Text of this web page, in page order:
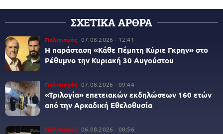
ΣΧΕΤΙΚΑ ΑΡΘΡΑ
Πολιτισμός 07.08.2026 12:41
Η παράσταση «Κάθε Πέμπτη Κύριε Γκρην» στο
Ρέθυμνο την Κυριακή 30 Αυγούστου
Πολιτισμός 07.08.2026 09:44
«Τριλογία» επετειακών εκδηλώσεων 160 ετών
από την Αρκαδική Εθελοθυσία
Πολιτισμός 06.08.2026 08:56